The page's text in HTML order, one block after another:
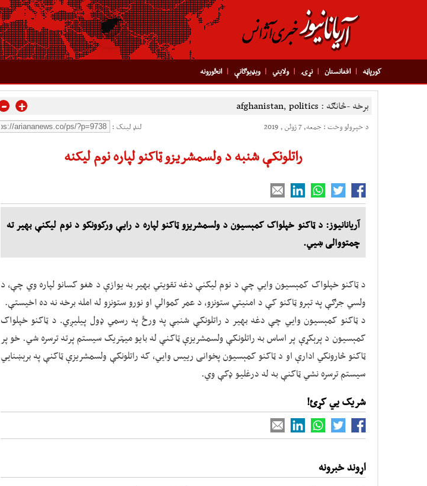
کورپاڼه افغانستان نړۍ ولایتي ویډیوګانې انځورونه
برخه -څانګه : afghanistan, politics
- +
د خپرولو وخت : جمعه, 7 ژوئن , 2019 لنډ لینک :
راتلونکې شنبه د ولسمشریزو ټاکنو لپاره نوم لیکنه
آریانانیوز: د ټاکنو خپلواک کمېسیون د ولسمشریزو ټاکنو لپاره د رایې ورکوونکو د نوم لیکنې بهیر ته
چمتووالی ښيي.
د ټاکنو خپلواک کمېسیون وايي چې د نوم لیکنې دغه تقویتي بهیر به یوازې د هغو کسانو لپاره وي چې، د
ولسي جرګې په تېرو ټاکنو کې د امنیتي ستونزو، د عمر کموالي او نورو ستونزو له امله برخه نه ده اخیستې.
د ټاکنو کمېسیون وايي چې دغه بهیر د راتلونکې شنبې په ورځ په رسمي ډول پيلیږي. د ټاکنو خپلواک
کمېسیون د پرېکړې پر اساس به راتلونکې ولسمشریزې ټاکنې له بایو میټریک سیستم پرته ترسره شي. خو پر
ټاکنو څارونکي ادارې او د ټاکنو کمېسیون پخوانی رییس وايي، که راتلونکې ولسمشریزې ټاکنې په برېښنايي
سیستم ترسره نشي ټاکنې به له درغلیو ډکې وي.
شریک یي کړئ!
اړوند خبرونه